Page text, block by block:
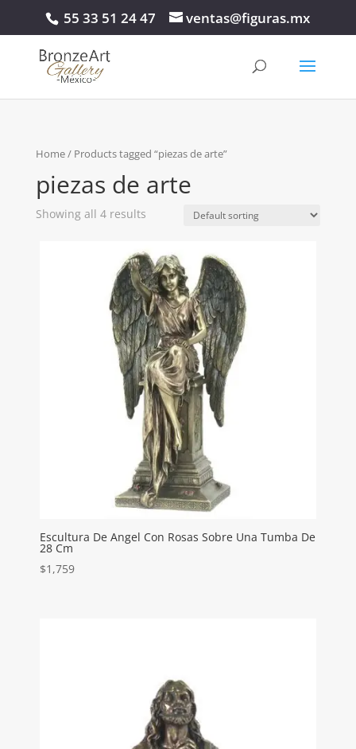
55 33 51 24 47 ventas@figuras.mx
Home/ Products tagged “piezas de arte”
piezas de arte
Showing all 4 results
Escultura De Angel Con Rosas Sobre Una Tumba De
28 Cm
$1,759